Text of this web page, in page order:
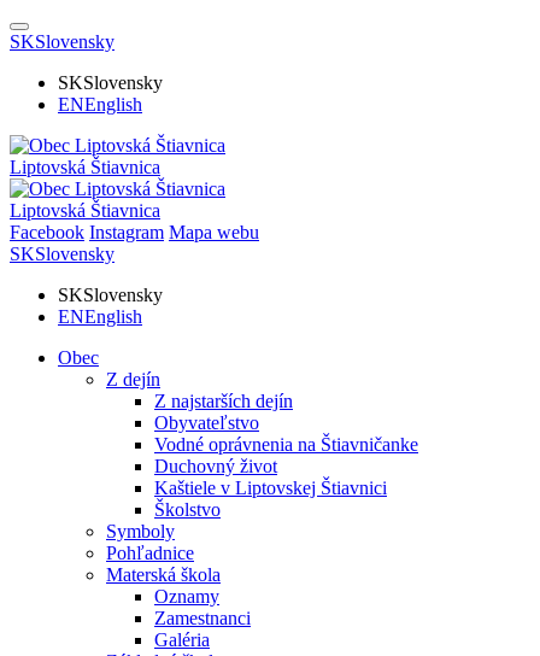
SKSlovensky
SKSlovensky
ENEnglish
Liptovská Štiavnica
Liptovská Štiavnica
Facebook Instagram Mapa webu
SKSlovensky
SKSlovensky
ENEnglish
Obec
Z dejín
Z najstarších dejín
Obyvateľstvo
Vodné oprávnenia na Štiavničanke
Duchovný život
Kaštiele v Liptovskej Štiavnici
Školstvo
Symboly
Pohľadnice
Materská škola
Oznamy
Zamestnanci
Galéria